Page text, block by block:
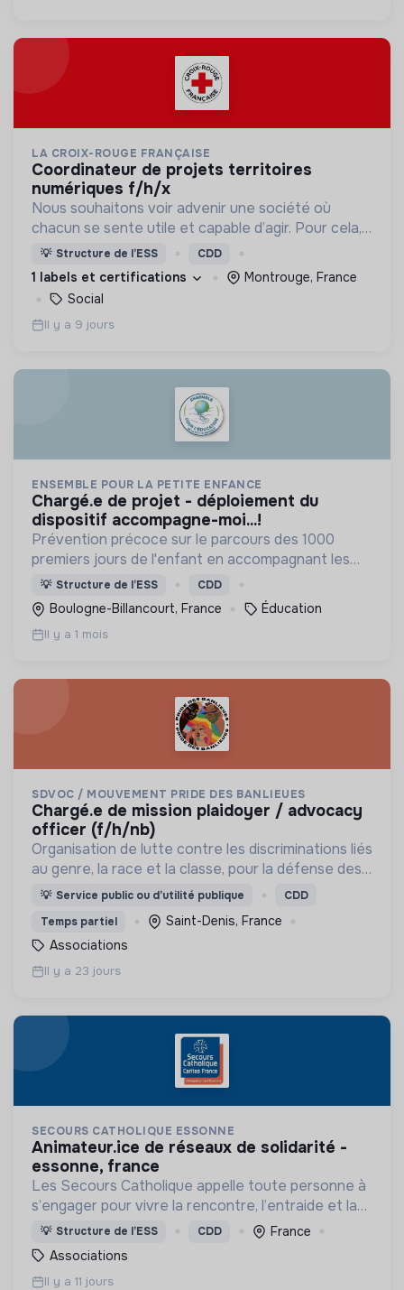
LA CROIX-ROUGE FRANÇAISE
coordinateur de projets territoires
numériques f/h/x
Nous souhaitons voir advenir une société où
chacun se sente utile et capable d’agir. Pour cela,
nous proposons des moyens et des lieux
d’engagement innovants et adaptés à tous.
💡 Structure de l’ESS CDD
1 labels et certifications
Montrouge, France
Social
Il y a 9 jours
ENSEMBLE POUR LA PETITE ENFANCE
chargé.e de projet - déploiement du
dispositif accompagne-moi...!
Prévention précoce sur le parcours des 1000
premiers jours de l'enfant en accompagnant les
professionnels et parents pour développer des
pratiques éducatives favorables au
développement de l'enfant.
💡 Structure de l’ESS CDD
Boulogne-Billancourt, France Éducation
Il y a 1 mois
SDVOC / MOUVEMENT PRIDE DES BANLIEUES
chargé.e de mission plaidoyer / advocacy
officer (f/h/nb)
Organisation de lutte contre les discriminations liés
au genre, la race et la classe, pour la défense des
droits des personnes LGBTQIA+ issues des
💡 Service public ou d’utilité publique
CDD
Temps partiel
Saint-Denis, France
Associations
Il y a 23 jours
SECOURS CATHOLIQUE ESSONNE
animateur.ice de réseaux de solidarité -
essonne, france
Les Secours Catholique appelle toute personne à
s’engager pour vivre la rencontre, l’entraide et la
joie de la fraternité et lutte contre les causes de
pauvreté, d’inégalité et d’exclusion.
💡 Structure de l’ESS CDD
France
Associations
Il y a 11 jours